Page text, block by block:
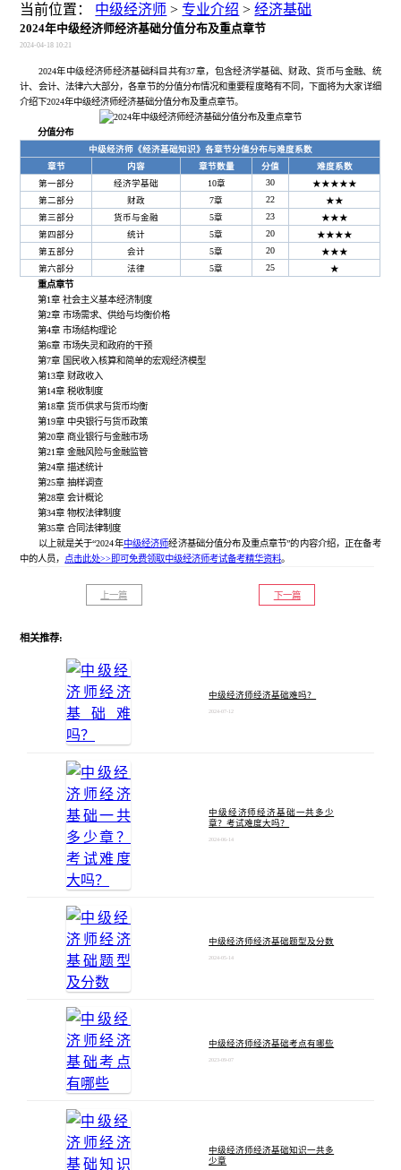
当前位置： 中级经济师 >专业介绍 >经济基础
2024年中级经济师经济基础分值分布及重点章节
2024-04-18 10:21
2024年中级经济师经济基础科目共有37章，包含经济学基础、财政、货币与金融、统
计、会计、法律六大部分，各章节的分值分布情况和重要程度略有不同，下面将为大家详细
介绍下2024年中级经济师经济基础分值分布及重点章节。
分值分布
中级经济师《经济基础知识》各章节分值分布与难度系数
章节
内容 章节数量 分值
难度系数
第一部分
经济学基础 10章 30
★★★★★
第二部分
财政 7章 22
★★
第三部分
货币与金融 5章 23
★★★
第四部分
统计 5章 20
★★★★
第五部分
会计 5章 20
★★★
第六部分
法律 5章 25
★
重点章节
第1章 社会主义基本经济制度
第2章 市场需求、供给与均衡价格
第4章 市场结构理论
第6章 市场失灵和政府的干预
第7章 国民收入核算和简单的宏观经济模型
第13章 财政收入
第14章 税收制度
第18章 货币供求与货币均衡
第19章 中央银行与货币政策
第20章 商业银行与金融市场
第21章 金融风险与金融监管
第24章 描述统计
第25章 抽样调查
第28章 会计概论
第34章 物权法律制度
第35章 合同法律制度
以上就是关于“2024年中级经济师经济基础分值分布及重点章节”的内容介绍，正在备考
中的人员， 点击此处>>即可免费领取中级经济师考试备考精华资料。
上一篇 下一篇
相关推荐:
中级经济师经济基础难吗？
2024-07-12
中级经济师经济基础一共多少
章？考试难度大吗？
2024-06-14
中级经济师经济基础题型及分数
2024-05-14
中级经济师经济基础考点有哪些
2023-09-07
中级经济师经济基础知识一共多
少章